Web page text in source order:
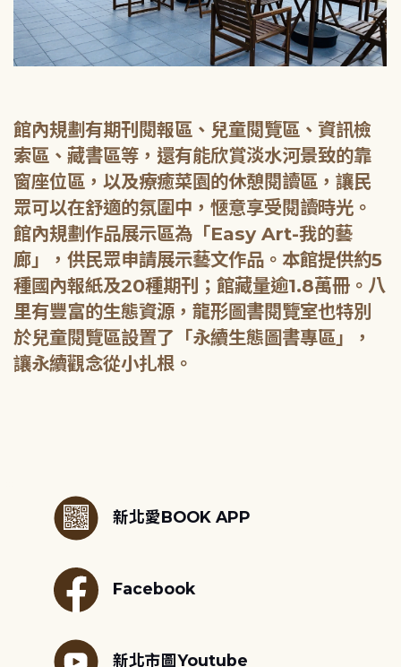
館內規劃有期刊閱報區、兒童閱覽區、資訊檢
索區、藏書區等，還有能欣賞淡水河景致的靠
窗座位區，以及療癒菜園的休憩閱讀區，讓民
眾可以在舒適的氛圍中，愜意享受閱讀時光。
館內規劃作品展示區為「Easy Art-我的藝
廊」，供民眾申請展示藝文作品。本館提供約5
種國內報紙及20種期刊；館藏量逾1.8萬冊。八
里有豐富的生態資源，龍形圖書閱覽室也特別
於兒童閱覽區設置了「永續生態圖書專區」，
新北愛BOOK APP
Facebook
新北市圖Youtube